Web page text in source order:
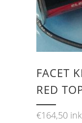
FACET
RED
€164,50